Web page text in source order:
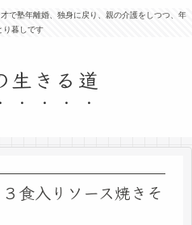
で塾年離婚、独身に戻り、親の介護をしつつ、年
り暮しです
生きる道
食入りソース焼きそ